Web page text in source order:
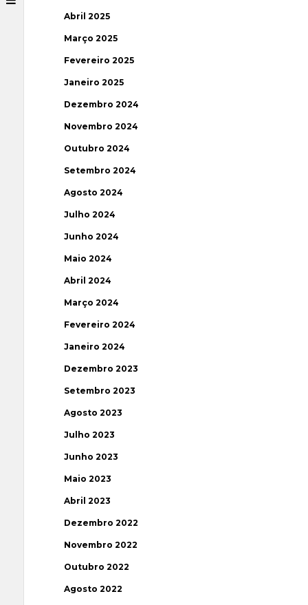
Abril 2025
Março 2025
Fevereiro 2025
Janeiro 2025
Dezembro 2024
Novembro 2024
Outubro 2024
Setembro 2024
Agosto 2024
Julho 2024
Junho 2024
Maio 2024
Abril 2024
Março 2024
Fevereiro 2024
Janeiro 2024
Dezembro 2023
Setembro 2023
Agosto 2023
Julho 2023
Junho 2023
Maio 2023
Abril 2023
Dezembro 2022
Novembro 2022
Outubro 2022
Agosto 2022